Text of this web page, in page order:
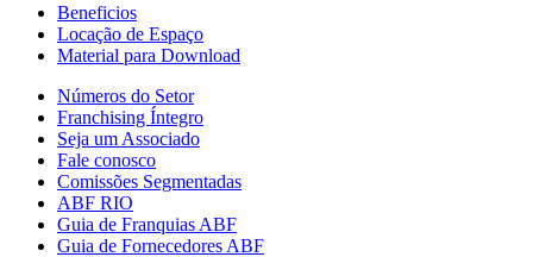
Beneficios
Locação de Espaço
Material para Download
Números do Setor
Franchising Íntegro
Seja um Associado
Fale conosco
Comissões Segmentadas
ABF RIO
Guia de Franquias ABF
Guia de Fornecedores ABF